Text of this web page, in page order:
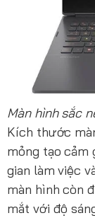
Màn hình sắc
Kích thước
mỏng tạo cảm
gian làm việc
màn hình còn
mắt với độ